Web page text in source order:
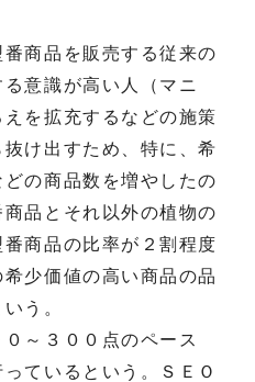
商品を販売する従来の
意識が高い人（マニ
を拡充するなどの施策
け出すため、特に、希
の商品数を増やしたの
品とそれ以外の植物の
商品の比率が２割程度
少価値の高い商品の品
う。
～３００点のペース
ているという。ＳＥＯ